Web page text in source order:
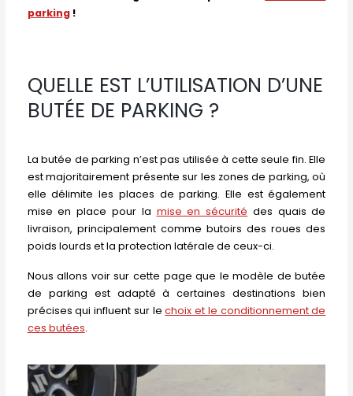
parking!
QUELLE EST L’UTILISATION D’UNE
BUTÉE DE PARKING ?
La butée de parking n’est pas utilisée à cette seule fin. Elle
est majoritairement présente sur les zones de parking, où
elle délimite les places de parking. Elle est également
mise en place pour la mise en sécurité des quais de
livraison, principalement comme butoirs des roues des
poids lourds et la protection latérale de ceux-ci.
Nous allons voir sur cette page que le modèle de butée
de parking est adapté à certaines destinations bien
précises qui influent sur lechoix et le conditionnement de
ces butées.